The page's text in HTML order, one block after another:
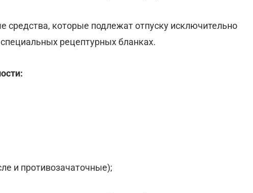
средства, которые подлежат отпуску исключительно
рецептурных бланках.
и противозачаточные);